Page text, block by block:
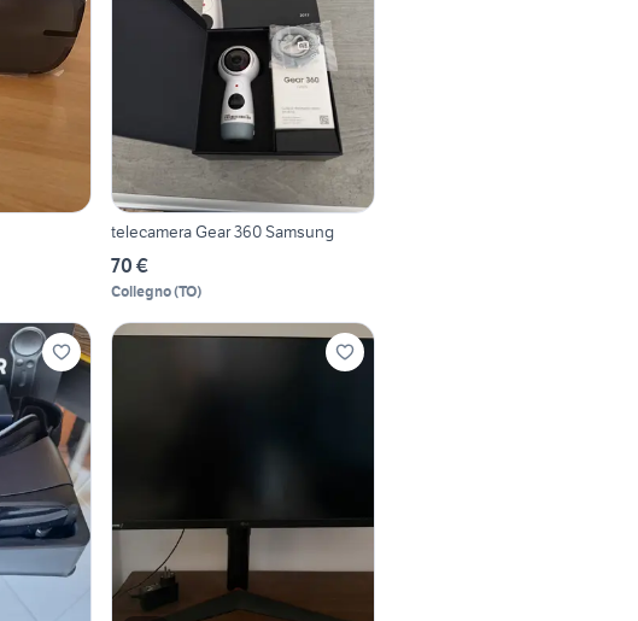
telecamera Gear 360 Samsung
70 €
Collegno(TO)